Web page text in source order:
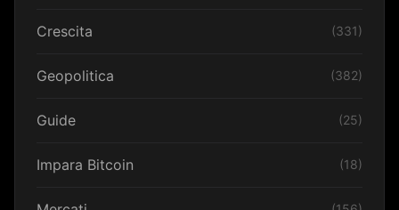
Crescita (331)
Geopolitica (382)
Guide (25)
Impara Bitcoin (18)